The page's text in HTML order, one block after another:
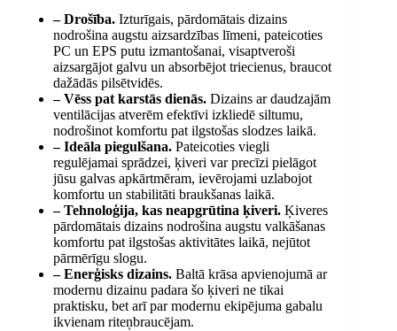
– Drošība. Izturīgais, pārdomātais dizains
nodrošina augstu aizsardzības līmeni, pateicoties
PC un EPS putu izmantošanai, visaptveroši
aizsargājot galvu un absorbējot triecienus, braucot
dažādās pilsētvidēs.
– Vēss pat karstās dienās. Dizains ar daudzajām
ventilācijas atverēm efektīvi izkliedē siltumu,
nodrošinot komfortu pat ilgstošas ​​slodzes laikā.
– Ideāla piegulšana. Pateicoties viegli
regulējamai sprādzei, ķiveri var precīzi pielāgot
jūsu galvas apkārtmēram, ievērojami uzlabojot
komfortu un stabilitāti braukšanas laikā.
– Tehnoloģija, kas neapgrūtina ķiveri. Ķiveres
pārdomātais dizains nodrošina augstu valkāšanas
komfortu pat ilgstošas ​​aktivitātes laikā, nejūtot
pārmērīgu slogu.
– Enerģisks dizains. Baltā krāsa apvienojumā ar
modernu dizainu padara šo ķiveri ne tikai
praktisku, bet arī par modernu ekipējuma gabalu
ikvienam riteņbraucējam.